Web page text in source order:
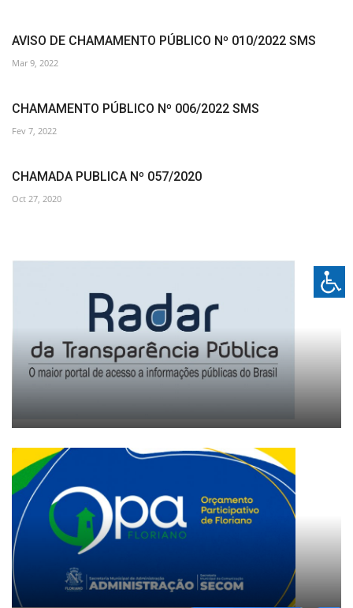
AVISO DE CHAMAMENTO PÚBLICO Nº 010/2022 SMS
Mar 9, 2022
CHAMAMENTO PÚBLICO Nº 006/2022 SMS
Fev 7, 2022
CHAMADA PUBLICA Nº 057/2020
Oct 27, 2020